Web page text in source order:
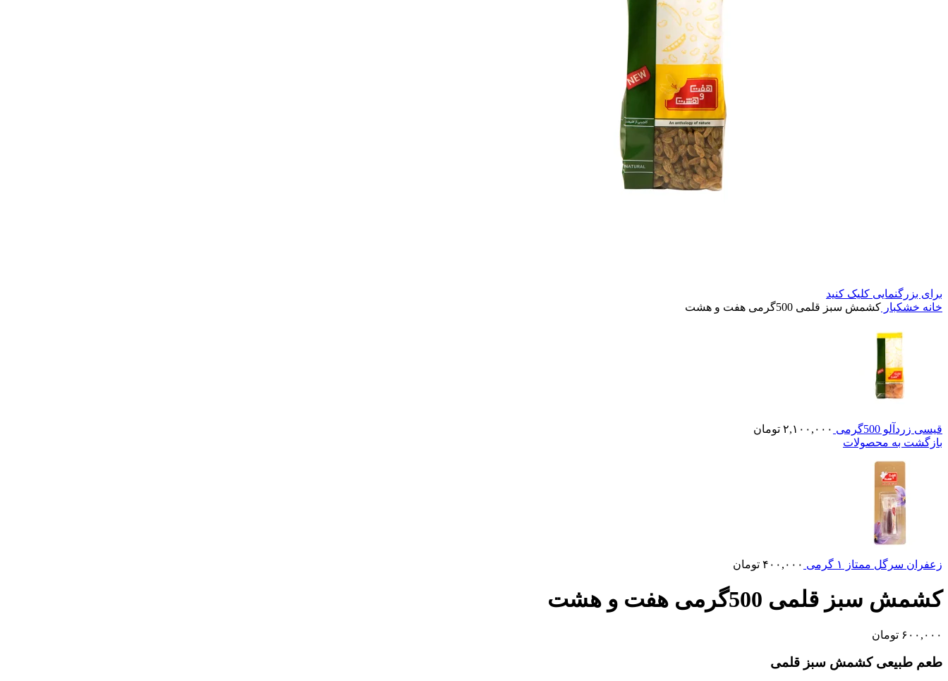
برای بزرگنمایی کلیک کنید
خانه خشکبار کشمش سبز قلمی 500گرمی هفت و هشت
قیسی زردآلو 500گرمی ۲,۱۰۰,۰۰۰ تومان
بازگشت به محصولات
زعفران سرگل ممتاز ۱ گرمی ۴۰۰,۰۰۰ تومان
کشمش سبز قلمی 500گرمی هفت و هشت
۶۰۰,۰۰۰ تومان
طعم طبیعی کشمش سبز قلمی